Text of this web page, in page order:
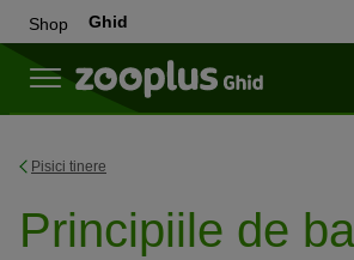
Shop Ghid
Pisici tinere
Principiile de